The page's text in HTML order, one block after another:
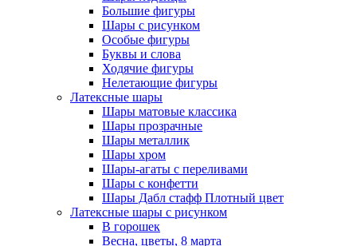
Большие фигуры
Шары с рисунком
Особые фигуры
Буквы и слова
Ходячие фигуры
Нелетающие фигуры
Латексные шары
Шары матовые классика
Шары прозрачные
Шары металлик
Шары хром
Шары-агаты с переливами
Шары с конфетти
Шары Дабл стафф Плотный цвет
Латексные шары с рисунком
В горошек
Весна, цветы, 8 марта